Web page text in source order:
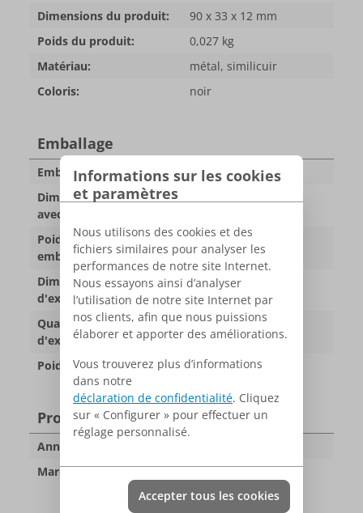
Dimensions du produit:
90 x 33 x 12 mm
Poids du produit:
0,027 kg
Matériau:
métal, similicuir
Coloris:
noir
Emballage
Emballage:
emballage
Dimensions du produit
avec emballage:
Poids du produit avec
emballage:
0,045 kg
Dimensions carton
d'expédition:
34 x 33 x 30 cm
Quantité par carton
d'expédition:
420 pcs
Poids par carton: 13,3 kg
Propriétés
Anneau fendu:
Marque:
RE98
Informations sur les cookies
et paramètres
Nous utilisons des cookies et des
fichiers similaires pour analyser les
performances de notre site Internet.
Nous essayons ainsi d’analyser
l’utilisation de notre site Internet par
nos clients, afin que nous puissions
élaborer et apporter des améliorations.
Vous trouverez plus d’informations
dans notre
déclaration de confidentialité. Cliquez
sur « Configurer » pour effectuer un
réglage personnalisé.
Accepter tous les cookies